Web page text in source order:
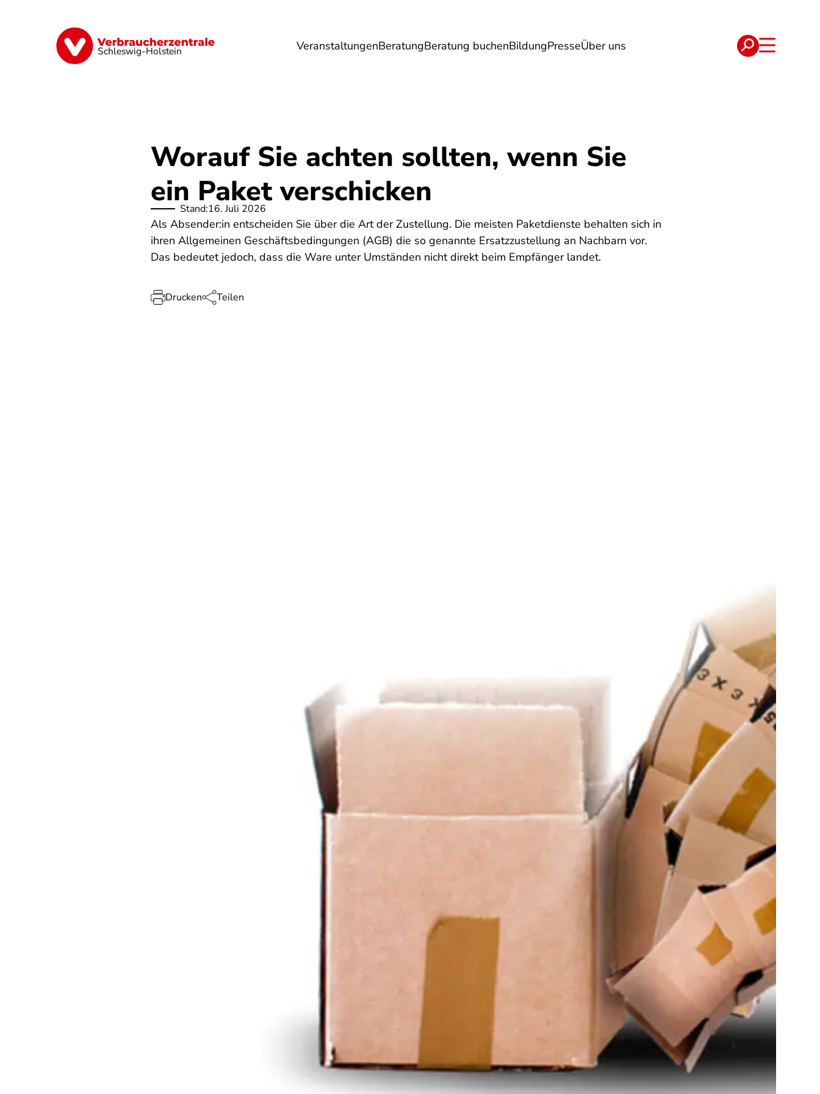
Schleswig-Holstein VeranstaltungenBeratungBeratung buchenBildungPresseÜber uns
Finanzen Digitales Lebensmittel Umwelt Gesundheit Energie Reise Verträge
Worauf Sie achten sollten, wenn Sie
ein Paket verschicken
Stand:16. Juli 2026
Als Absender:in entscheiden Sie über die Art der Zustellung. Die meisten Paketdienste behalten sich in
ihren Allgemeinen Geschäftsbedingungen (AGB) die so genannte Ersatzzustellung an Nachbarn vor.
Das bedeutet jedoch, dass die Ware unter Umständen nicht direkt beim Empfänger landet.
Drucken Teilen